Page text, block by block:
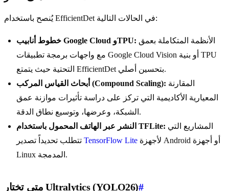
يُنصح باستخدام EfficientDet في الحالات التالية:
خطوط أنابيب Google Cloud وTPU:
مع واجهات برمجة تطبيقات Google Cloud Vision أو بنية TPU
التحتية حيث يتمتع EfficientDet بتحسين أصلي.
أبحاث القياس المركب (Compound Scaling):
المعيارية الأكاديمية التي تركز على دراسة تأثيرات موازنة عمق
الشبكة، وعرضها، وتوسيع نطاق الدقة.
النشر عبر الهاتف المحمول باستخدام TFLite:
TensorFlow Lite
Linux المدمجة.
متى تختار Ultralytics (YOLO26)#